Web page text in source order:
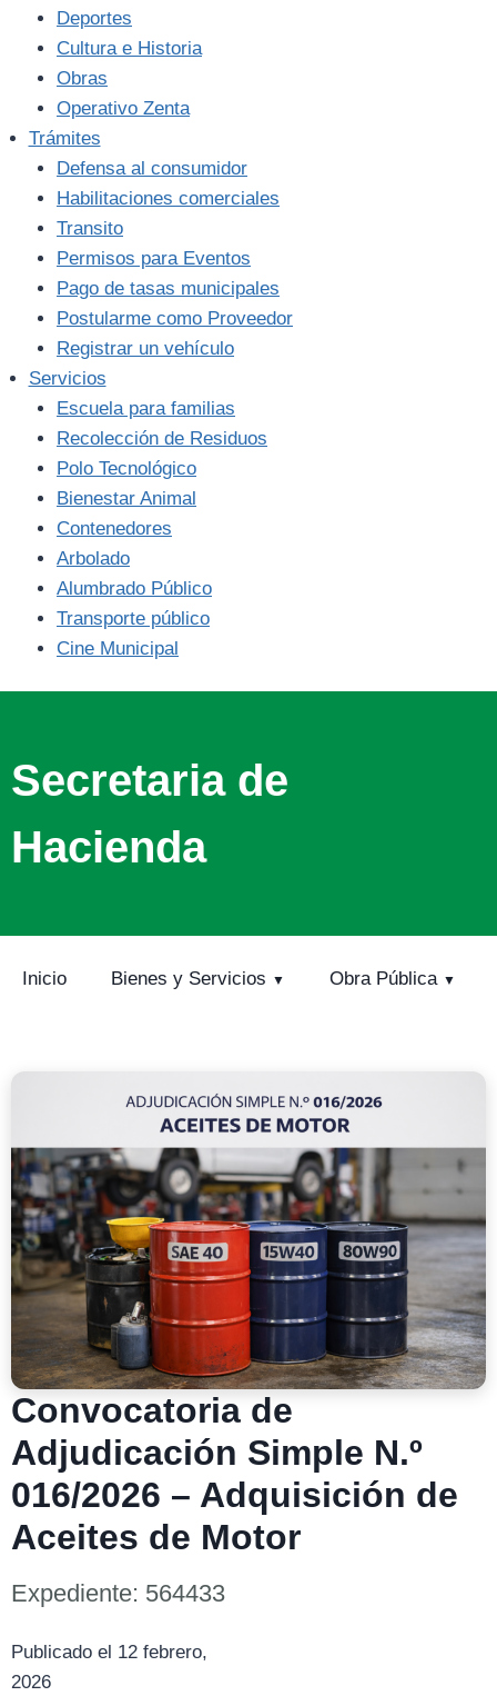
Deportes
Cultura e Historia
Obras
Operativo Zenta
Trámites
Defensa al consumidor
Habilitaciones comerciales
Transito
Permisos para Eventos
Pago de tasas municipales
Postularme como Proveedor
Registrar un vehículo
Servicios
Escuela para familias
Recolección de Residuos
Polo Tecnológico
Bienestar Animal
Contenedores
Arbolado
Alumbrado Público
Transporte público
Cine Municipal
Secretaria de
Hacienda
Inicio Bienes y Servicios Obra Pública
Convocatoria de
Adjudicación Simple N.º
016/2026 – Adquisición de
Aceites de Motor
Expediente: 564433
Publicado el 12 febrero,
2026